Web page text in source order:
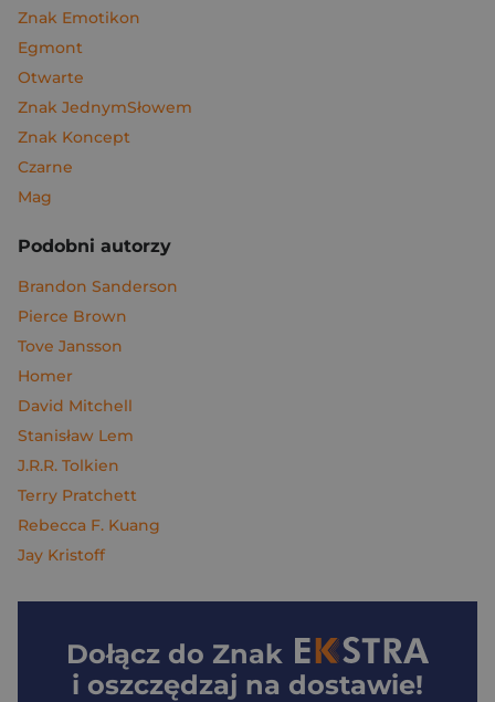
Znak Emotikon
Egmont
Otwarte
Znak JednymSłowem
Znak Koncept
Czarne
Mag
Podobni autorzy
Brandon Sanderson
Pierce Brown
Tove Jansson
Homer
David Mitchell
Stanisław Lem
J.R.R. Tolkien
Terry Pratchett
Rebecca F. Kuang
Jay Kristoff
Dołącz do Znak
i oszczędzaj na dostawie!